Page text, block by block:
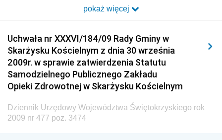
Dziennik Urzędowy Ministra Transportu i Budownictwa
Elektronicznej
Dziennik Urzędowy Ministra Spraw Wewnętrznych i
Administracji
Dziennik Urzędowy Ministra Transportu
Dziennik Urzędowy Ministra Budownictwa
Dziennik Urzędowy Ministra Nauki i Szkolnictwa
pokaż więcej
Uchwała nr XXXVI/184/09 Rady Gminy w
Skarżysku Kościelnym z dnia 30 września
2009r. w sprawie zatwierdzenia Statutu
Samodzielnego Publicznego Zakładu
Opieki Zdrowotnej w Skarżysku Kościelnym
Dziennik Urzędowy Województwa Świętokrzyskiego rok
2009 nr 477 poz. 3474